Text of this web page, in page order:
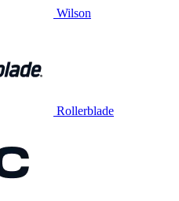
Wilson
Rollerblade